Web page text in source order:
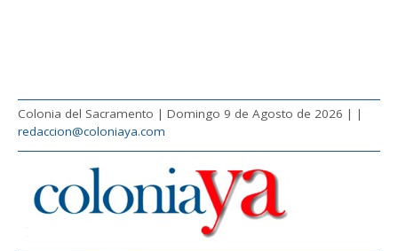
Colonia del Sacramento | Domingo 9 de Agosto de 2026 | |
redaccion@coloniaya.com